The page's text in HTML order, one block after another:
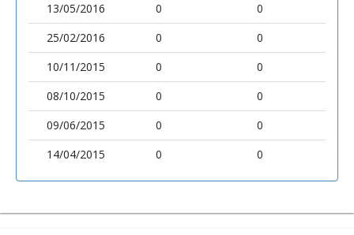
13/05/2016
0
0
25/02/2016
0
0
10/11/2015
0
0
08/10/2015
0
0
09/06/2015
0
0
14/04/2015
0 0